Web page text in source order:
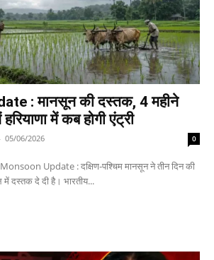
: मानसून की दस्तक, 4 महीने
में कब होगी एंट्री
- 05/06/2026 0
Update : दक्षिण-पश्चिम मानसून ने तीन दिन की
दस्तक दे दी है। भारतीय...